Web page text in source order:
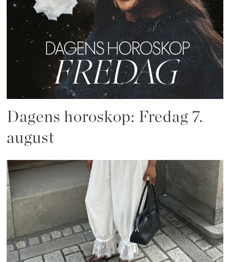
Dagens horoskop: Fredag 7.
august